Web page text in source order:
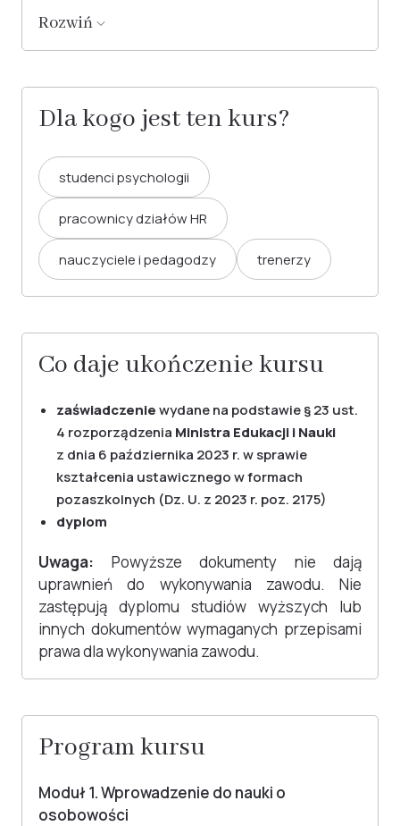
Rozwiń
Dla kogo jest ten kurs?
studenci psychologii
pracownicy działów HR
nauczyciele i pedagodzy trenerzy
Co daje ukończenie kursu
zaświadczeniewydane na podstawie § 23 ust.
4 rozporządzenia Ministra Edukacji i Nauki
z dnia 6 października 2023 r. w sprawie
kształcenia ustawicznego w formach
pozaszkolnych (Dz. U. z 2023 r. poz. 2175)
dyplom
Uwaga: Powyższe dokumenty nie dają
uprawnień do wykonywania zawodu. Nie
zastępują dyplomu studiów wyższych lub
innych dokumentów wymaganych przepisami
prawa dla wykonywania zawodu.
Program kursu
Moduł 1. Wprowadzenie do nauki o
osobowości